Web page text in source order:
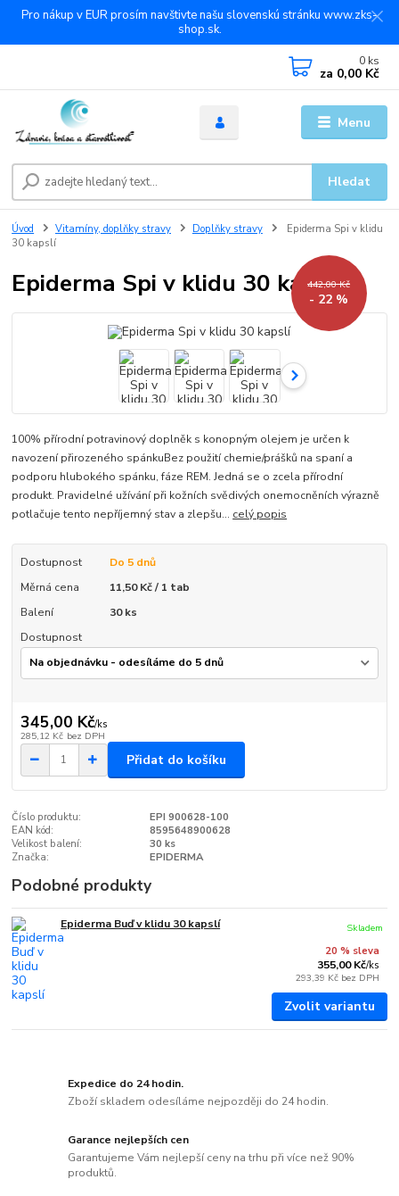
Pro nákup v EUR prosím navštivte našu slovenskú stránku www.zks-
shop.sk.
Menu
Hledat
0 ks
za 0,00 Kč
Úvod Vitamíny, doplňky stravy Doplňky stravy
Epiderma Spi v klidu
30 kapslí
Epiderma Spi v klidu 30 kapslí
442,00 Kč
- 22 %
100% přírodní potravinový doplněk s konopným olejem je určen k
navození přirozeného spánkuBez použití chemie/prášků na spaní a
podporu hlubokého spánku, fáze REM. Jedná se o zcela přírodní
produkt. Pravidelné užívání při kožních svědivých onemocněních výrazně
potlačuje tento nepříjemný stav a zlepšu... celý popis
Dostupnost
Do 5 dnů
Měrná cena
11,50 Kč / 1 tab
Balení
30 ks
Dostupnost
345,00 Kč/ks
285,12 Kč bez DPH
Přidat do košíku
Číslo produktu:
EPI 900628-100
EAN kód:
8595648900628
Velikost balení:
30 ks
Značka:
EPIDERMA
Podobné produkty
Epiderma Buď v klidu 30 kapslí
20 % sleva
355,00 Kč/ks
293,39 Kč bez DPH
Skladem
Zvolit variantu
Expedice do 24 hodin.
Zboží skladem odesíláme nejpozději do 24 hodin.
Garance nejlepších cen
Garantujeme Vám nejlepší ceny na trhu při více než 90%
produktů.